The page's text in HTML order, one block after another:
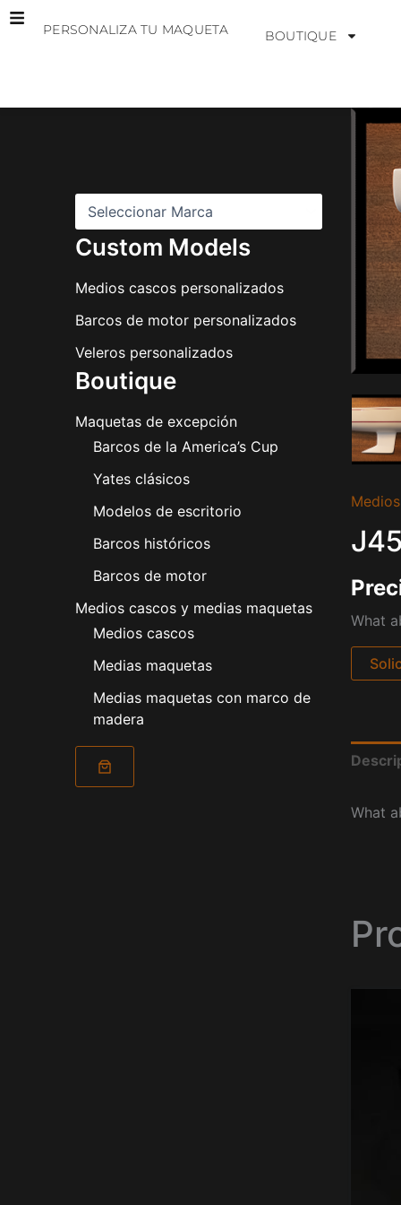
PERSONALIZA TU MAQUETA BOUTIQUE
Custom Models
Medios cascos personalizados
Barcos de motor personalizados
Veleros personalizados
Boutique
Maquetas de excepción
Barcos de la America’s Cup
Yates clásicos
Modelos de escritorio
Barcos históricos
Barcos de motor
Medios cascos y medias maquetas
Medios cascos
Medias maquetas
Medias maquetas con marco de
madera
What
What